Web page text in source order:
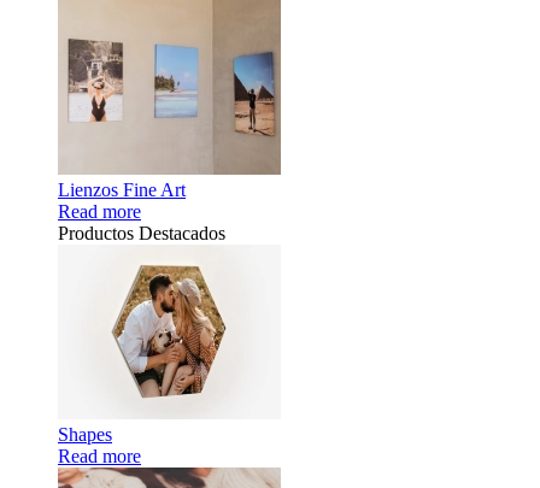
Lienzos Fine Art
Read more
Productos Destacados
Shapes
Read more